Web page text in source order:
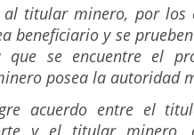
titular minero, por los
beneficiario y se
se encuentre el
posea la autoridad
acuerdo entre el
y el titular minero,